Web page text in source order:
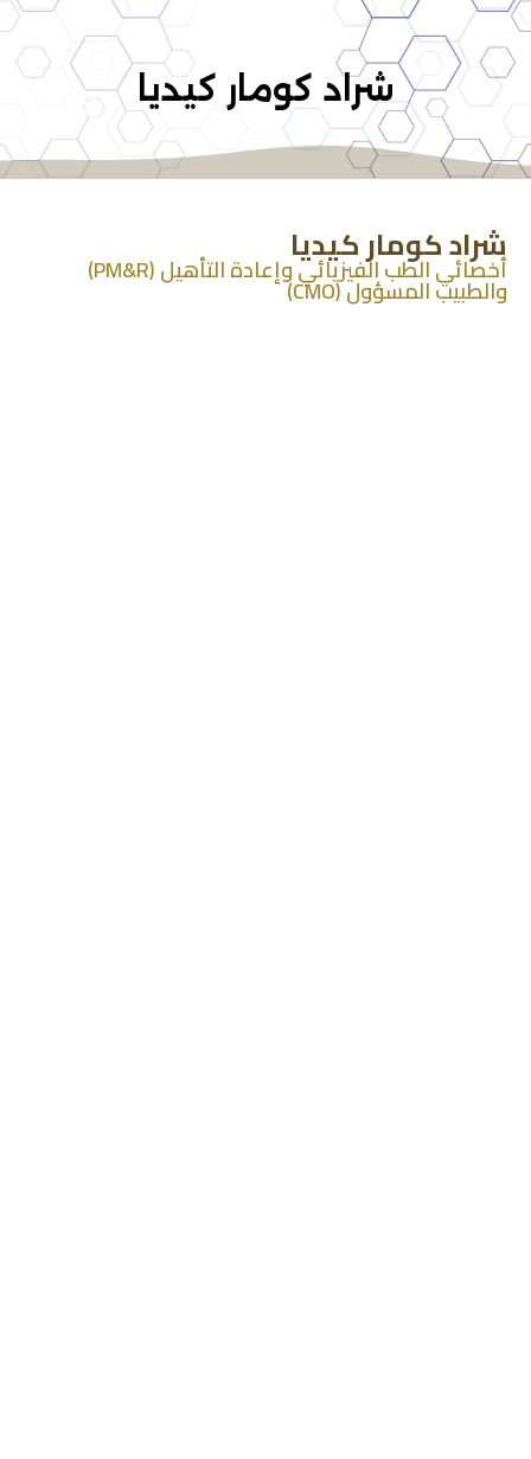
شراد كومار كيديا
شراد كومار كيديا أخصائي الطب الفيزيائي وإعادة التأهيل (PM&R)
والطبيب المسؤول (CMO)